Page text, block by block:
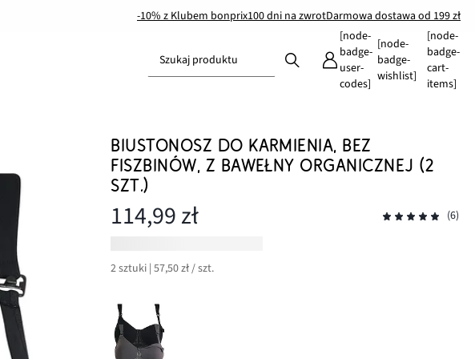
-10% z Klubem bonprix100 dni na zwrotDarmowa dostawa od 199 zł
Szukaj produktu
[node-
badge-
user-
codes]
[node-
badge-
wishlist]
[node-
badge-
cart-
items]
BIUSTONOSZ DO KARMIENIA, BEZ
FISZBINÓW, Z BAWEŁNY ORGANICZNEJ (2
SZT.)
114,99 zł (6)
2 sztuki | 57,50 zł / szt.